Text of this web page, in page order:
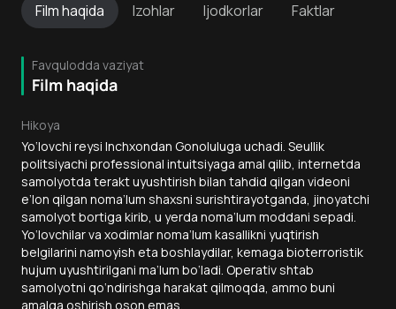
Filmhaqida Izohlar Ijodkorlar Faktlar
Favqulodda vaziyat
Film haqida
Hikoya
Yo‘lovchi reysi Inchxondan Gonoluluga uchadi. Seullik
politsiyachi professional intuitsiyaga amal qilib, internetda
samolyotda terakt uyushtirish bilan tahdid qilgan videoni
e’lon qilgan noma’lum shaxsni surishtirayotganda, jinoyatchi
samolyot bortiga kirib, u yerda noma’lum moddani sepadi.
Yo‘lovchilar va xodimlar noma’lum kasallikni yuqtirish
belgilarini namoyish eta boshlaydilar, kemaga bioterroristik
hujum uyushtirilgani ma’lum bo‘ladi. Operativ shtab
samolyotni qo‘ndirishga harakat qilmoqda, ammo buni
amalga oshirish oson emas.